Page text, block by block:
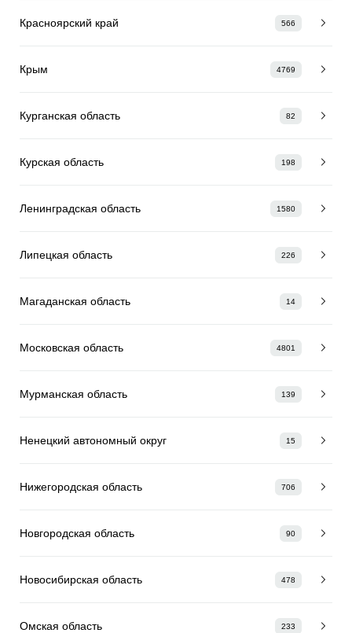
Красноярский край 566
Крым 4769
Курганская область 82
Курская область 198
Ленинградская область 1580
Липецкая область 226
Магаданская область 14
Московская область 4801
Мурманская область 139
Ненецкий автономный округ 15
Нижегородская область 706
Новгородская область 90
Новосибирская область 478
Омская область 233